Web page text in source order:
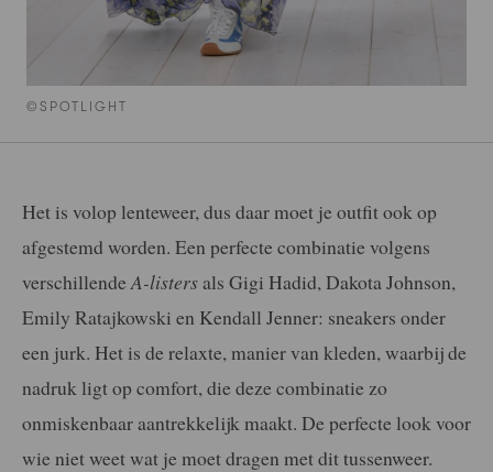
©SPOTLIGHT
Het is volop lenteweer, dus daar moet je outfit ook op
afgestemd worden. Een perfecte combinatie volgens
verschillende A-listersals Gigi Hadid, Dakota Johnson,
Emily Ratajkowski en Kendall Jenner: sneakers onder
een jurk. Het is de relaxte, manier van kleden, waarbij de
nadruk ligt op comfort, die deze combinatie zo
onmiskenbaar aantrekkelijk maakt. De perfecte look voor
wie niet weet wat je moet dragen met dit tussenweer.